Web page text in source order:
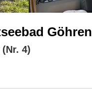
Göhren
4)